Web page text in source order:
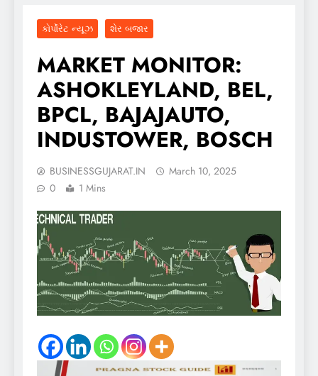
કોર્પોરેટ ન્યૂઝ શેર બજાર
MARKET MONITOR:
ASHOKLEYLAND, BEL,
BPCL, BAJAJAUTO,
INDUSTOWER, BOSCH
BUSINESSGUJARAT.IN
March 10, 2025
0
1 Mins